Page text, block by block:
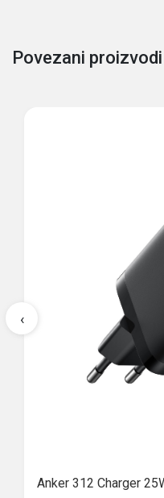
Povezani proizvodi
Anker 312 Charger
‹